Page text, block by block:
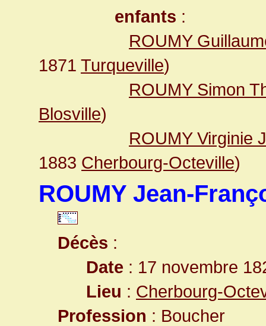
enfants :
ROUMY
1871 Turqueville)
ROUMY Simon
Blosville)
ROUMY Virginie
1883 Cherbourg-Octeville)
ROUMY Jean-
Décès :
Date : 17 novembre
Lieu : Cherbourg-
Profession : Boucher